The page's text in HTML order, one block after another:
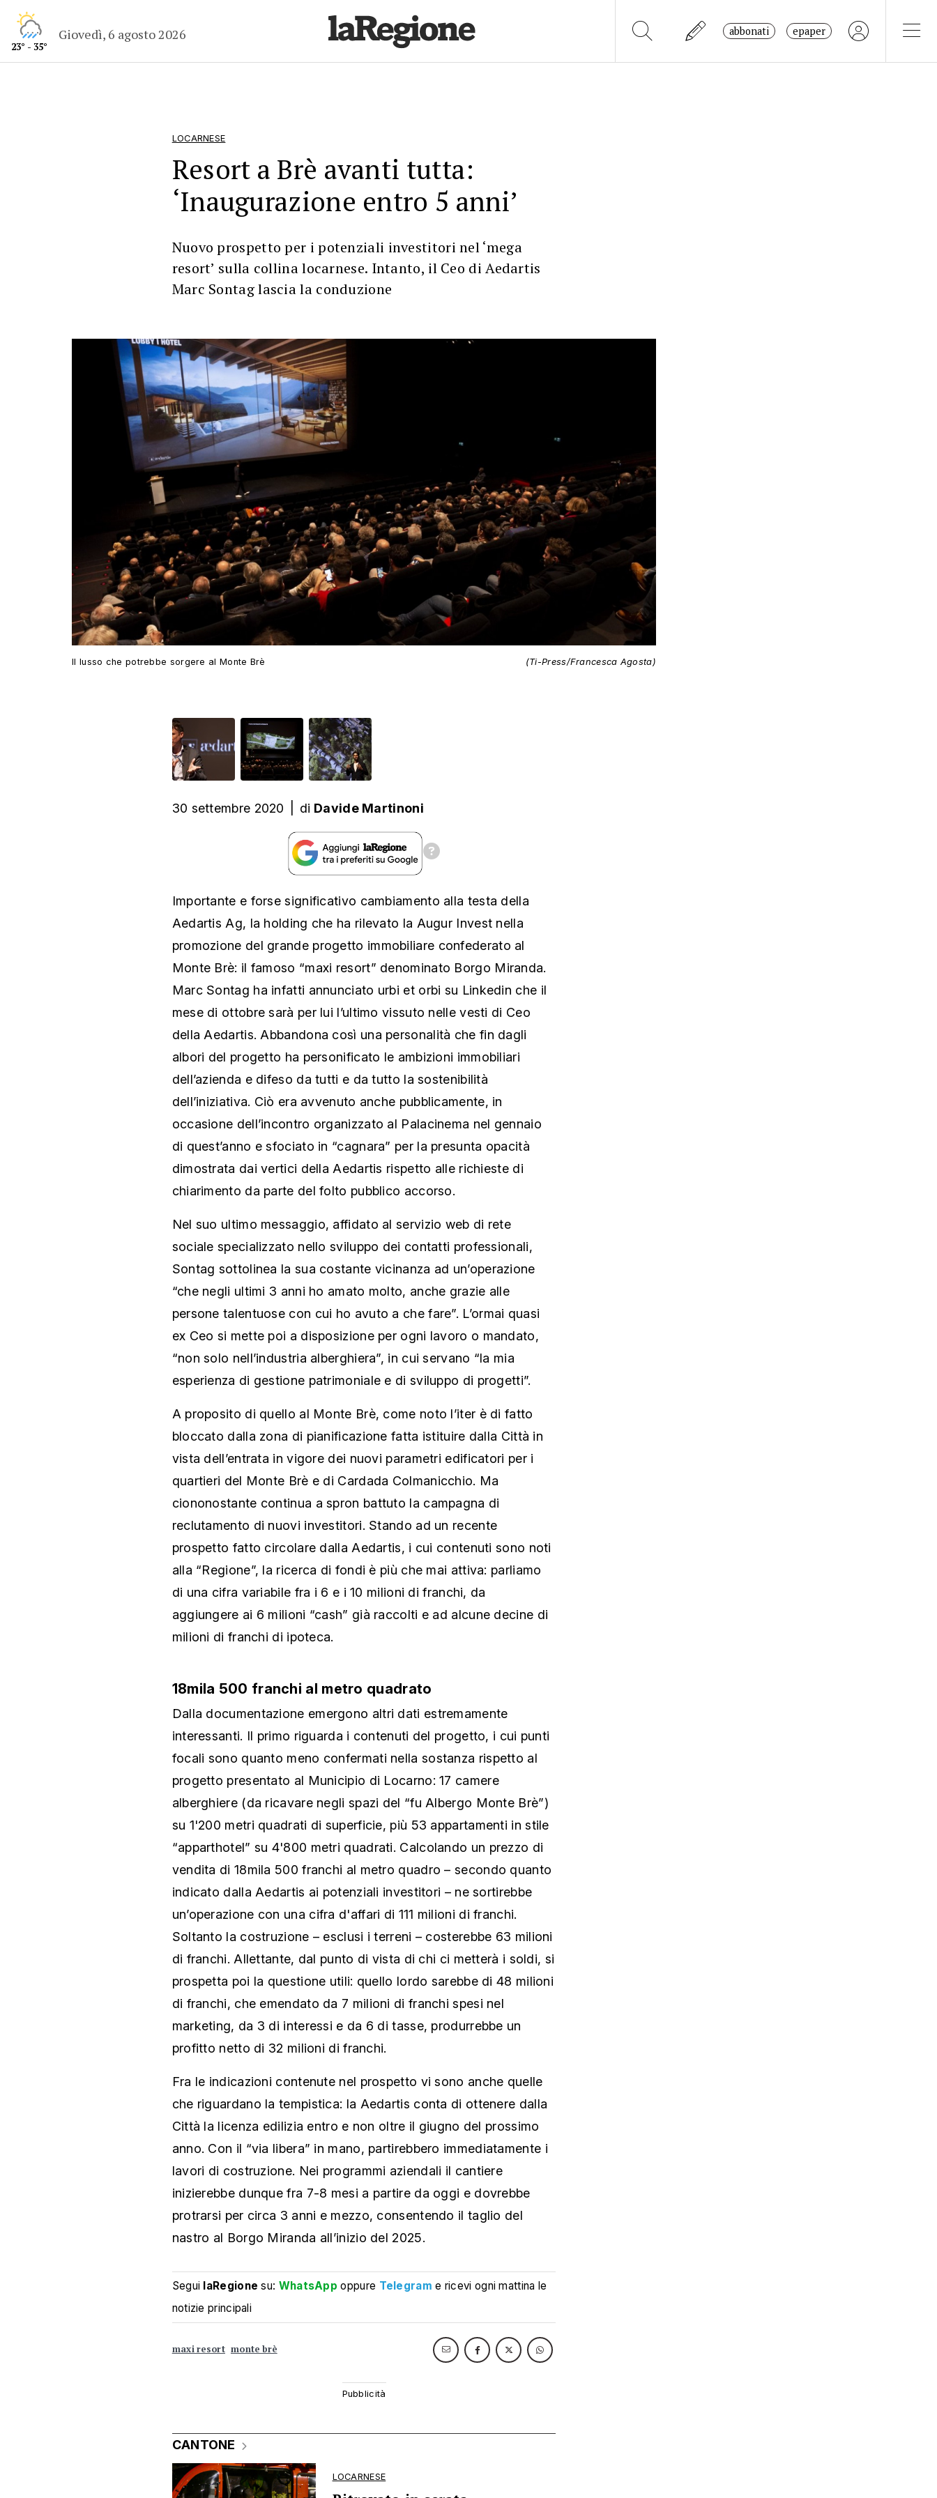
23° - 35°
Giovedì, 6 agosto 2026 abbonati epaper
LOCARNESE
Resort a Brè avanti tutta:
‘Inaugurazione entro 5 anni’
Nuovo prospetto per i potenziali investitori nel ‘mega
resort’ sulla collina locarnese. Intanto, il Ceo di Aedartis
Marc Sontag lascia la conduzione
Il lusso che potrebbe sorgere al Monte Brè (Ti-Press/Francesca Agosta)
30 settembre 2020 di Davide Martinoni
Importante e forse significativo cambiamento alla testa della
Aedartis Ag, la holding che ha rilevato la Augur Invest nella
promozione del grande progetto immobiliare confederato al
Monte Brè: il famoso “maxi resort” denominato Borgo Miranda.
Marc Sontag ha infatti annunciato urbi et orbi su Linkedin che il
mese di ottobre sarà per lui l’ultimo vissuto nelle vesti di Ceo
della Aedartis. Abbandona così una personalità che fin dagli
albori del progetto ha personificato le ambizioni immobiliari
dell’azienda e difeso da tutti e da tutto la sostenibilità
dell’iniziativa. Ciò era avvenuto anche pubblicamente, in
occasione dell’incontro organizzato al Palacinema nel gennaio
di quest’anno e sfociato in “cagnara” per la presunta opacità
dimostrata dai vertici della Aedartis rispetto alle richieste di
chiarimento da parte del folto pubblico accorso.
Nel suo ultimo messaggio, affidato al servizio web di rete
sociale specializzato nello sviluppo dei contatti professionali,
Sontag sottolinea la sua costante vicinanza ad un’operazione
“che negli ultimi 3 anni ho amato molto, anche grazie alle
persone talentuose con cui ho avuto a che fare”. L’ormai quasi
ex Ceo si mette poi a disposizione per ogni lavoro o mandato,
“non solo nell’industria alberghiera”, in cui servano “la mia
esperienza di gestione patrimoniale e di sviluppo di progetti”.
A proposito di quello al Monte Brè, come noto l’iter è di fatto
bloccato dalla zona di pianificazione fatta istituire dalla Città in
vista dell’entrata in vigore dei nuovi parametri edificatori per i
quartieri del Monte Brè e di Cardada Colmanicchio. Ma
ciononostante continua a spron battuto la campagna di
reclutamento di nuovi investitori. Stando ad un recente
prospetto fatto circolare dalla Aedartis, i cui contenuti sono noti
alla “Regione”, la ricerca di fondi è più che mai attiva: parliamo
di una cifra variabile fra i 6 e i 10 milioni di franchi, da
aggiungere ai 6 milioni “cash” già raccolti e ad alcune decine di
milioni di franchi di ipoteca.
18mila 500 franchi al metro quadrato
Dalla documentazione emergono altri dati estremamente
interessanti. Il primo riguarda i contenuti del progetto, i cui punti
focali sono quanto meno confermati nella sostanza rispetto al
progetto presentato al Municipio di Locarno: 17 camere
alberghiere (da ricavare negli spazi del “fu Albergo Monte Brè”)
su 1'200 metri quadrati di superficie, più 53 appartamenti in stile
“apparthotel” su 4'800 metri quadrati. Calcolando un prezzo di
vendita di 18mila 500 franchi al metro quadro – secondo quanto
indicato dalla Aedartis ai potenziali investitori – ne sortirebbe
un’operazione con una cifra d'affari di 111 milioni di franchi.
Soltanto la costruzione – esclusi i terreni – costerebbe 63 milioni
di franchi. Allettante, dal punto di vista di chi ci metterà i soldi, si
prospetta poi la questione utili: quello lordo sarebbe di 48 milioni
di franchi, che emendato da 7 milioni di franchi spesi nel
marketing, da 3 di interessi e da 6 di tasse, produrrebbe un
profitto netto di 32 milioni di franchi.
Fra le indicazioni contenute nel prospetto vi sono anche quelle
che riguardano la tempistica: la Aedartis conta di ottenere dalla
Città la licenza edilizia entro e non oltre il giugno del prossimo
anno. Con il “via libera” in mano, partirebbero immediatamente i
lavori di costruzione. Nei programmi aziendali il cantiere
inizierebbe dunque fra 7-8 mesi a partire da oggi e dovrebbe
protrarsi per circa 3 anni e mezzo, consentendo il taglio del
nastro al Borgo Miranda all’inizio del 2025.
Segui laRegione su: WhatsApp oppure Telegram e ricevi ogni mattina le
notizie principali
maxi resort monte brè
CANTONE
LOCARNESE